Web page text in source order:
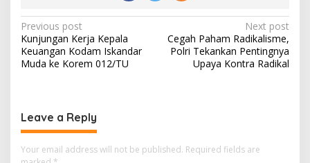
Post
navigation
Previous post
Kunjungan Kerja Kepala
Keuangan Kodam Iskandar
Muda ke Korem 012/TU
Next post
Cegah Paham Radikalisme,
Polri Tekankan Pentingnya
Upaya Kontra Radikal
Leave a Reply
Your email address will not be published. Required fields are